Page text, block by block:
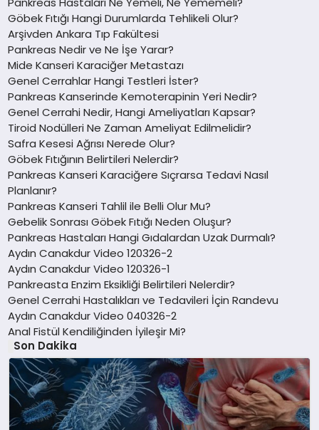
Göbek Fıtığı Hangi Durumlarda Tehlikeli Olur?
Arşivden Ankara Tıp Fakültesi
Pankreas Nedir ve Ne İşe Yarar?
Mide Kanseri Karaciğer Metastazı
Genel Cerrahlar Hangi Testleri İster?
Pankreas Kanserinde Kemoterapinin Yeri Nedir?
Genel Cerrahi Nedir, Hangi Ameliyatları Kapsar?
Tiroid Nodülleri Ne Zaman Ameliyat Edilmelidir?
Safra Kesesi Ağrısı Nerede Olur?
Göbek Fıtığının Belirtileri Nelerdir?
Pankreas Kanseri Karaciğere Sıçrarsa Tedavi Nasıl
Planlanır?
Pankreas Kanseri Tahlil ile Belli Olur Mu?
Gebelik Sonrası Göbek Fıtığı Neden Oluşur?
Pankreas Hastaları Hangi Gıdalardan Uzak Durmalı?
Aydın Canakdur Video 120326-2
Aydın Canakdur Video 120326-1
Pankreasta Enzim Eksikliği Belirtileri Nelerdir?
Genel Cerrahi Hastalıkları ve Tedavileri İçin Randevu
Aydın Canakdur Video 040326-2
Anal Fistül Kendiliğinden İyileşir Mi?
Son Dakika